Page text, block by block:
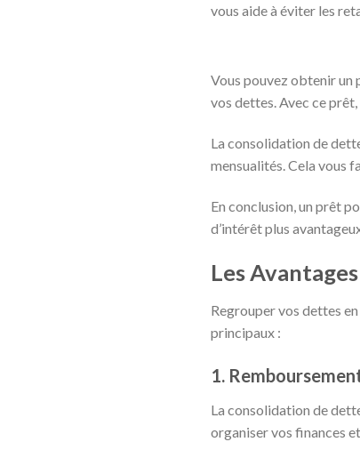
vous aide à éviter les
Vous pouvez obtenir un
vos dettes. Avec ce
La consolidation de
mensualités. Cela vous
En conclusion, un prêt
d’intérêt plus
Les
Regrouper vos dettes
principaux :
1.
La consolidation de
organiser vos finances